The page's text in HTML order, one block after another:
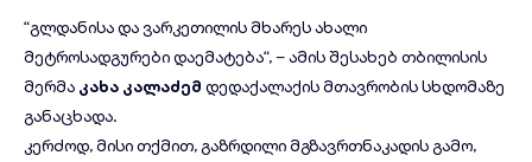
“გლდანისა და ვარკეთილის მხარეს ახალი
მეტროსადგურებიდაემატება“, – ამის შესახებ თბილისის
მერმა კახა კალაძემ დედაქალაქის მთავრობის სხდომაზე
განაცხადა.
კერძოდ, მისი თქმით, გაზრდილი მგზავრთნაკადის გამო,